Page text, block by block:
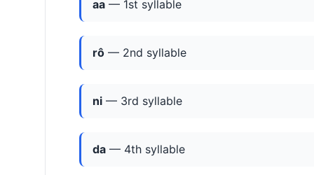
aa — 1st syllable
rô — 2nd syllable
ni — 3rd syllable
da — 4th syllable